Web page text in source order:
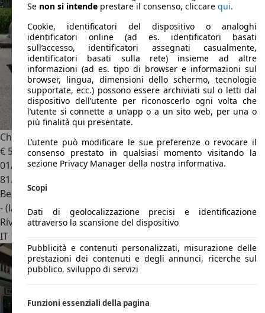
Chevrolet Camaro
SS 396 Big Block
€ 55.900
01/1967
81.334 km
Benzina
- (l/100 km)
Rivenditore
IT 10042
Se non si intende prestare il consenso, cliccare qui.
Cookie, identificatori del dispositivo o analoghi
identificatori online (ad es. identificatori basati
sull’accesso, identificatori assegnati casualmente,
identificatori basati sulla rete) insieme ad altre
informazioni (ad es. tipo di browser e informazioni sul
browser, lingua, dimensioni dello schermo, tecnologie
supportate, ecc.) possono essere archiviati sul o letti dal
dispositivo dell’utente per riconoscerlo ogni volta che
l’utente si connette a un’app o a un sito web, per una o
più finalità qui presentate.
L’utente può modificare le sue preferenze o revocare il
consenso prestato in qualsiasi momento visitando la
sezione Privacy Manager della nostra informativa.
Scopi
Dati di geolocalizzazione precisi e identificazione
attraverso la scansione del dispositivo
Pubblicità e contenuti personalizzati, misurazione delle
prestazioni dei contenuti e degli annunci, ricerche sul
pubblico, sviluppo di servizi
Funzioni essenziali della pagina